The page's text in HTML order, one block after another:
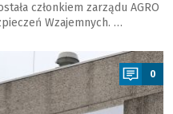
członkiem zarządu AGRO
Wzajemnych. …
0